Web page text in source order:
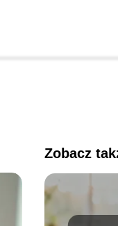
Zobacz